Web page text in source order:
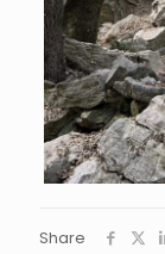
Share